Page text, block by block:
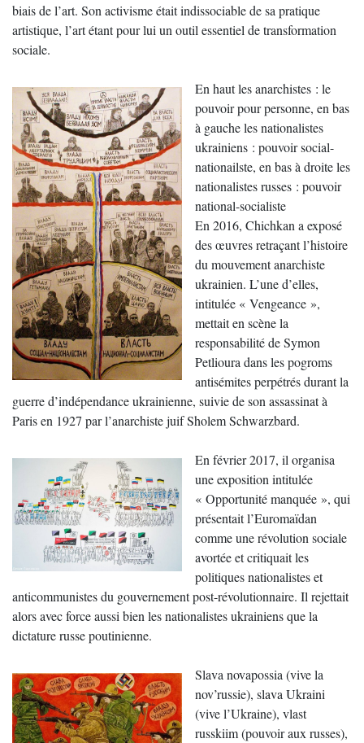
biais de l’art. Son activisme était indissociable de sa pratique
artistique, l’art étant pour lui un outil essentiel de transformation
sociale.
En haut les anarchistes : le
pouvoir pour personne, en bas
à gauche les nationalistes
ukrainiens : pouvoir social-
nationailste, en bas à droite les
nationalistes russes : pouvoir
national-socialiste
En 2016, Chichkan a exposé
des œuvres retraçant l’histoire
du mouvement anarchiste
ukrainien. L’une d’elles,
intitulée « Vengeance »,
mettait en scène la
responsabilité de Symon
Petlioura dans les pogroms
antisémites perpétrés durant la
guerre d’indépendance ukrainienne, suivie de son assassinat à
Paris en 1927 par l’anarchiste juif Sholem Schwarzbard.
En février 2017, il organisa
une exposition intitulée
« Opportunité manquée », qui
présentait l’Euromaïdan
comme une révolution sociale
avortée et critiquait les
politiques nationalistes et
anticommunistes du gouvernement post-révolutionnaire. Il rejettait
alors avec force aussi bien les nationalistes ukrainiens que la
dictature russe poutinienne.
Slava novapossia (vive la
nov’russie), slava Ukraini
(vive l’Ukraine), vlast
russkiim (pouvoir aux russes),